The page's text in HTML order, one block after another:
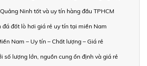
Ninh tốt và uy tín hàng đầu TPHCM
đá đốt lò hơi giá rẻ uy tín tại miền Nam
Nam – Uy tín – Chất lượng – Giá rẻ
số lượng lớn, nguồn cung ổn định và giá rẻ